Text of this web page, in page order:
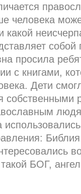
человека
какой
собой
просила
с книгами,
Дети
собственными
БОГ,